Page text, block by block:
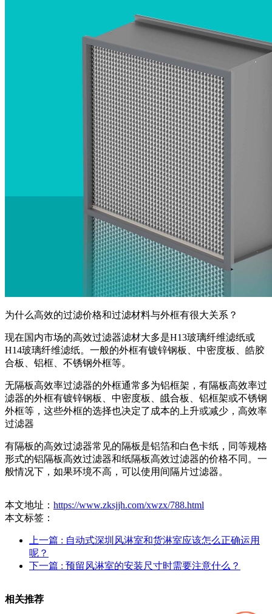
为什么高效的过滤价格和过滤材料与外框有很大关系？
现在国内市场的高效过滤器滤材大多是H13玻璃纤维滤纸或
H14玻璃纤维滤纸。一般的外框有镀锌钢板、中密度板、皓胶
合板、铝框、不锈钢外框等。
无隔板高效率过滤器的外框通常多为铝框架，有隔板高效率过
滤器的外框有镀锌钢板、中密度板、皒合板、铝框架或不锈钢
外框等，这些外框的选择也决定了成本的上升或减少，高效率
过滤器
有隔板的高效过滤器常见的隔板是铝箔和白色卡纸，同等规格
形式的铝隔板高效过滤器和纸隔板高效过滤器的价格不同。一
般情况下，如果环境不高，可以使用间隔片过滤器。
本文地址： https://www.zksjjh.com/xwzx/788.html
本文标签：
上一篇 : 自动式深圳风淋室和货淋室应该怎么正确运用
呢？
下一篇 : 预留风淋室的安装尺寸时需要注意什么？
相关推荐